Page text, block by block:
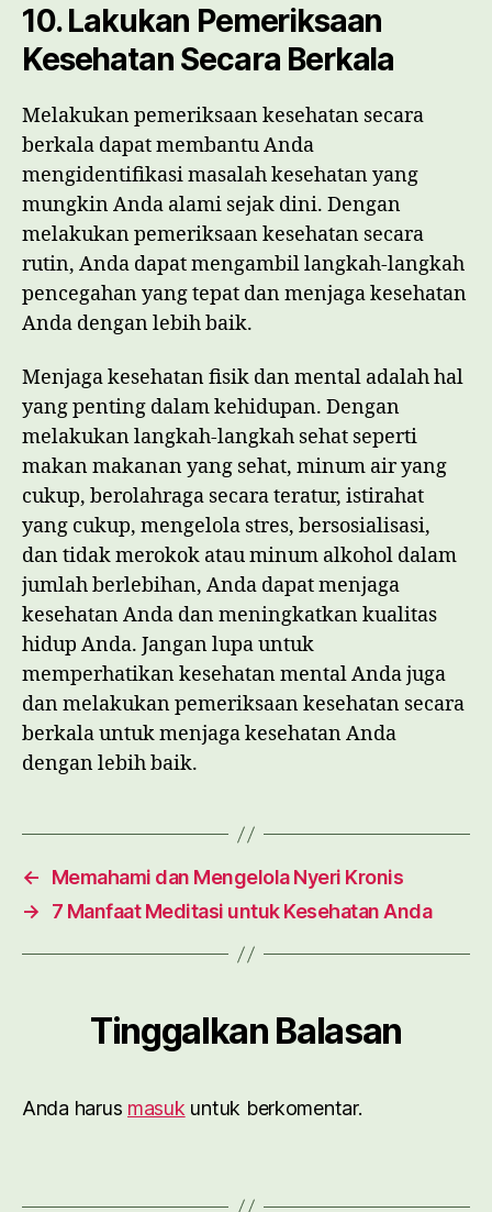
10. Lakukan Pemeriksaan
Kesehatan Secara Berkala
Melakukan pemeriksaan kesehatan secara
berkala dapat membantu Anda
mengidentifikasi masalah kesehatan yang
mungkin Anda alami sejak dini. Dengan
melakukan pemeriksaan kesehatan secara
rutin, Anda dapat mengambil langkah-langkah
pencegahan yang tepat dan menjaga kesehatan
Anda dengan lebih baik.
Menjaga kesehatan fisik dan mental adalah hal
yang penting dalam kehidupan. Dengan
melakukan langkah-langkah sehat seperti
makan makanan yang sehat, minum air yang
cukup, berolahraga secara teratur, istirahat
yang cukup, mengelola stres, bersosialisasi,
dan tidak merokok atau minum alkohol dalam
jumlah berlebihan, Anda dapat menjaga
kesehatan Anda dan meningkatkan kualitas
hidup Anda. Jangan lupa untuk
memperhatikan kesehatan mental Anda juga
dan melakukan pemeriksaan kesehatan secara
berkala untuk menjaga kesehatan Anda
dengan lebih baik.
←
Memahami dan Mengelola Nyeri Kronis
→
7 Manfaat Meditasi untuk Kesehatan Anda
Tinggalkan Balasan
Anda harus masuk untuk berkomentar.